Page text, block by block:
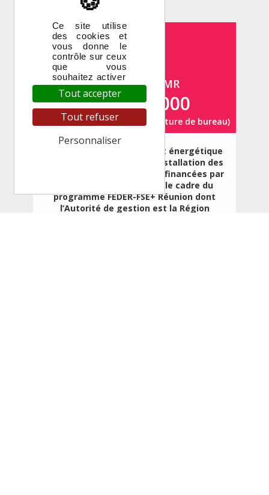
Ce site utilise
des cookies et
vous donne le
contrôle sur ceux
que vous
souhaitez activer
Tout accepter
Tout refuser
Personnaliser
Urgences SHLMR
0262 929 000
(En dehors des heures d'ouverture de bureau)
La rénovation thermique et énergétique
des bailleurs sociaux et l’installation des
chauffe-eaux solaires sont financées par
l’Union européenne dans le cadre du
programme FEDER-FSE+ Réunion dont
l’Autorité de gestion est la Région